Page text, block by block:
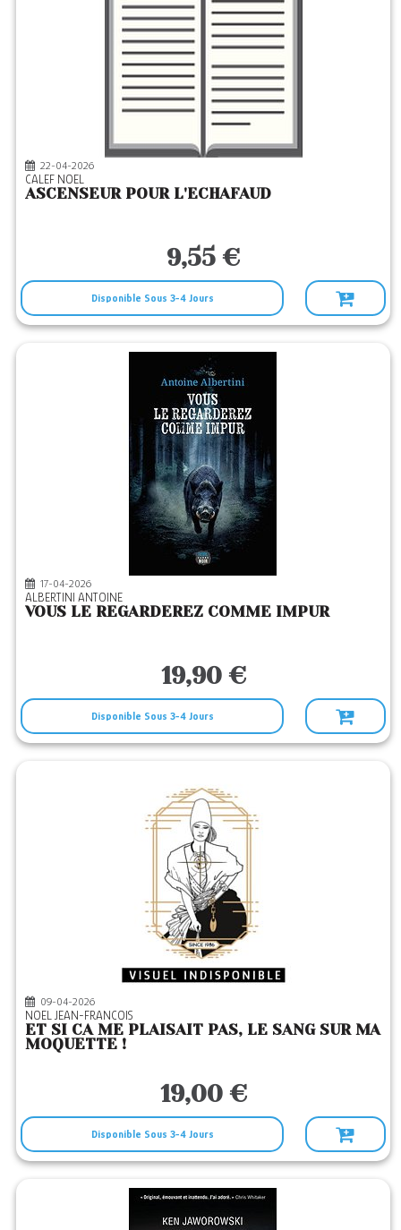
22-04-2026
CALEF NOEL
ASCENSEUR POUR L'ECHAFAUD
9,55 €
Disponible Sous 3-4 Jours
17-04-2026
ALBERTINI ANTOINE
VOUS LE REGARDEREZ COMME IMPUR
19,90 €
Disponible Sous 3-4 Jours
09-04-2026
NOEL JEAN-FRANCOIS
ET SI CA ME PLAISAIT PAS, LE SANG SUR MA
MOQUETTE !
19,00 €
Disponible Sous 3-4 Jours